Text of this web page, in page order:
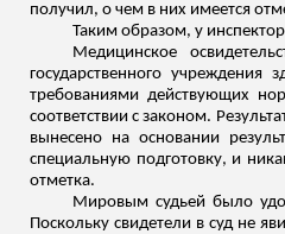
получил, о чем в них имеется
Таким образом, у
Медицинское
государственного
требованиями действующих
соответствии с законом.
вынесено на основании
специальную подготовку, и
отметка.
Мировым судьей было
Поскольку свидетели в суд не